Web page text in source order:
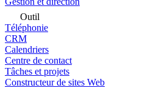
Outil
Téléphonie
CRM
Calendriers
Centre de contact
Tâches et projets
Constructeur de sites Web